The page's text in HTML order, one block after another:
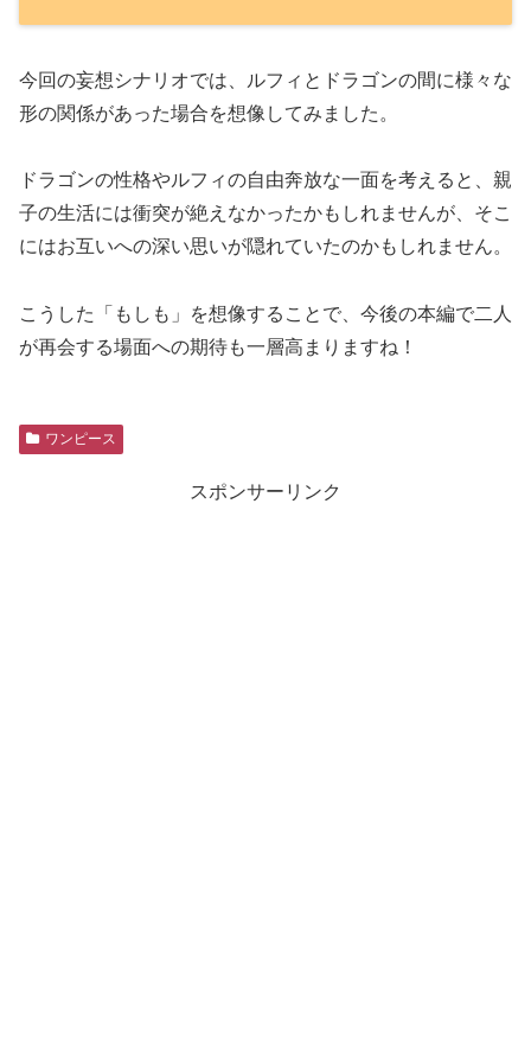
今回の妄想シナリオでは、ルフィとドラゴンの間に様々な
形の関係があった場合を想像してみました。
ドラゴンの性格やルフィの自由奔放な一面を考えると、親
子の生活には衝突が絶えなかったかもしれませんが、そこ
にはお互いへの深い思いが隠れていたのかもしれません。
こうした「もしも」を想像することで、今後の本編で二人
が再会する場面への期待も一層高まりますね！
ワンピース
スポンサーリンク